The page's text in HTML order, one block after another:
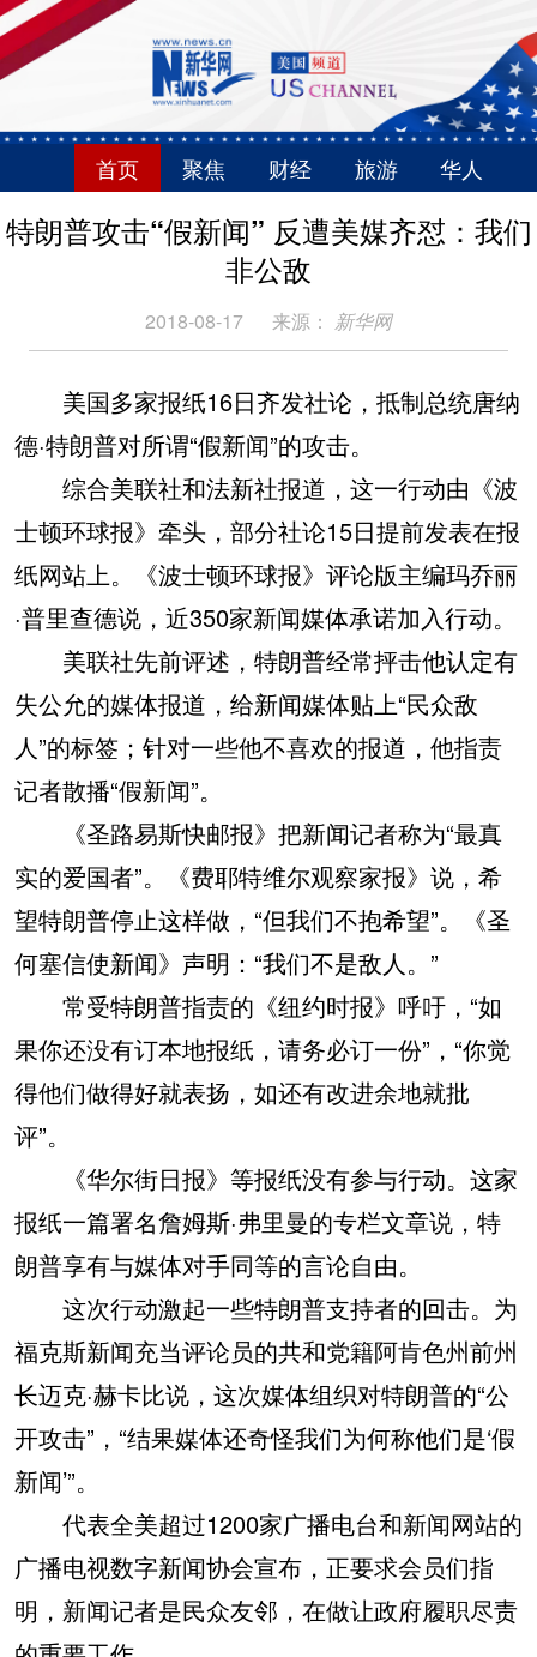
首页 聚焦 财经 旅游 华人
特朗普攻击“假新闻” 反遭美媒齐怼：我们
非公敌
2018-08-17 来源： 新华网
美国多家报纸16日齐发社论，抵制总统唐纳
德·特朗普对所谓“假新闻”的攻击。
综合美联社和法新社报道，这一行动由《波
士顿环球报》牵头，部分社论15日提前发表在报
纸网站上。《波士顿环球报》评论版主编玛乔丽
·普里查德说，近350家新闻媒体承诺加入行动。
美联社先前评述，特朗普经常抨击他认定有
失公允的媒体报道，给新闻媒体贴上“民众敌
人”的标签；针对一些他不喜欢的报道，他指责
记者散播“假新闻”。
《圣路易斯快邮报》把新闻记者称为“最真
实的爱国者”。《费耶特维尔观察家报》说，希
望特朗普停止这样做，“但我们不抱希望”。《圣
何塞信使新闻》声明：“我们不是敌人。”
常受特朗普指责的《纽约时报》呼吁，“如
果你还没有订本地报纸，请务必订一份”，“你觉
得他们做得好就表扬，如还有改进余地就批
评”。
《华尔街日报》等报纸没有参与行动。这家
报纸一篇署名詹姆斯·弗里曼的专栏文章说，特
朗普享有与媒体对手同等的言论自由。
这次行动激起一些特朗普支持者的回击。为
福克斯新闻充当评论员的共和党籍阿肯色州前州
长迈克·赫卡比说，这次媒体组织对特朗普的“公
开攻击”，“结果媒体还奇怪我们为何称他们是‘假
新闻’”。
代表全美超过1200家广播电台和新闻网站的
广播电视数字新闻协会宣布，正要求会员们指
明，新闻记者是民众友邻，在做让政府履职尽责